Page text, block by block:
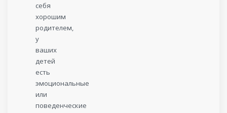
себя
хорошим
родителем,
у
ваших
детей
есть
эмоциональные
или
поведенческие